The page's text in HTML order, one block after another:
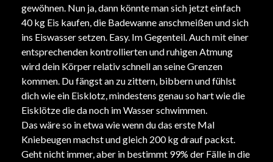
gewöhnen. Nun ja, dann könnte man sich jetzt einfach
40 kg Eis kaufen, die Badewanne anschmeißen und sich
ins Eiswasser setzen. Easy. Im Gegenteil. Auch mit einer
entsprechenden kontrollierten und ruhigen Atmung
wird dein Körper relativ schnell an seine Grenzen
kommen. Du fängst an zu zittern, bibbern und fühlst
dich wie ein Eisklotz, mindestens genau so hart wie die
Eisklötze die da noch im Wasser schwimmen.
Das wäre so in etwa wie wenn du das erste Mal
Kniebeugen machst und gleich 200 kg drauf packst.
Geht nicht immer, aber in bestimmt 99% der Fälle in die